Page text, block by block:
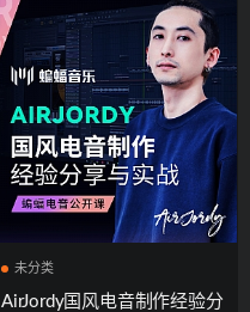
未分类
AirJordy国风电音制作经验分